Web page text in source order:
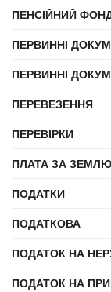
ПЕНСІЙНИЙ
ПЕРВИННІ
ПЕРВИННІ
ПЕРЕВЕЗЕННЯ
ПЕРЕВІРКИ
ПЛАТА ЗА ЗЕМЛЮ
ПОДАТКИ
ПОДАТКОВА
ПОДАТОК НА
ПОДАТОК НА